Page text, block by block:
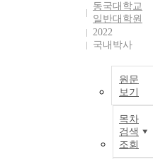
was a means by
which researchers
obtained
knowledge to
reach reuse
equilibrium. I
found that
researchers lacked
knowledge they
desired about data
and that this lack
동국대학교
일반대학원
2022
국내박사
원문
보기
목차
검색
조회